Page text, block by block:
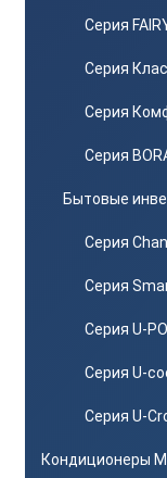
Серия
Серия
Серия
Серия
Бытовые
Серия
Серия
Серия U-
Серия U-
Серия U-
Кондиционеры